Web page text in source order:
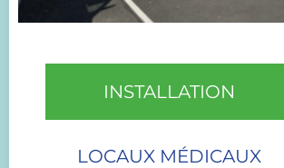
INSTALLATION
LOCAUX MÉDICAUX